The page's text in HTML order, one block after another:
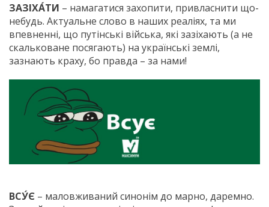
ЗАЗІХА́ТИ – намагатися захопити, привласнити що-
небудь. Актуальне слово в наших реаліях, та ми
впевненні, що путінські війська, які зазіхають (а не
скальковане посягають) на українські землі,
зазнають краху, бо правда – за нами!
ВСУ́Є – маловживаний синонім до марно, даремно​.